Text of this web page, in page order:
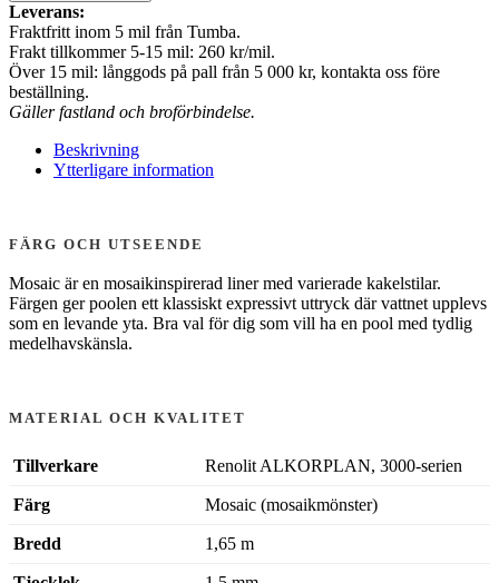
Leverans:
Fraktfritt inom 5 mil från Tumba.
Frakt tillkommer 5-15 mil: 260 kr/mil.
Över 15 mil: långgods på pall från 5 000 kr, kontakta oss före
beställning.
Gäller fastland och broförbindelse.
Beskrivning
Ytterligare information
FÄRG OCH UTSEENDE
Mosaic är en mosaikinspirerad liner med varierade kakelstilar.
Färgen ger poolen ett klassiskt expressivt uttryck där vattnet upplevs
som en levande yta. Bra val för dig som vill ha en pool med tydlig
medelhavskänsla.
MATERIAL OCH KVALITET
Tillverkare Renolit ALKORPLAN, 3000-serien
Färg Mosaic (mosaikmönster)
Bredd 1,65 m